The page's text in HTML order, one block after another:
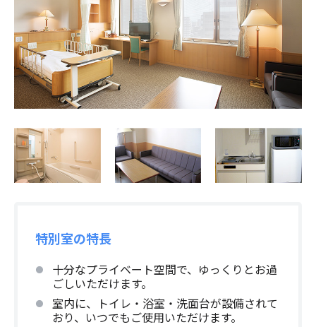
特別室の特長
十分なプライベート空間で、ゆっくりとお過
ごしいただけます。
室内に、トイレ・浴室・洗面台が設備されて
おり、いつでもご使用いただけます。